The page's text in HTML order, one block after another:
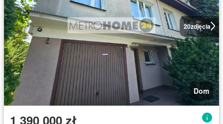
20zdjęcia
Dom
1 390 000 zł